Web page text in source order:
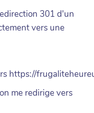
301 d'un
vers une
https://
me redirige vers